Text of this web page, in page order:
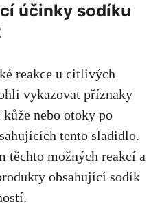
účinky sodíku
reakce u citlivých
vykazovat příznaky
nebo otoky po
tento sladidlo.
těchto možných reakcí a
obsahující sodík